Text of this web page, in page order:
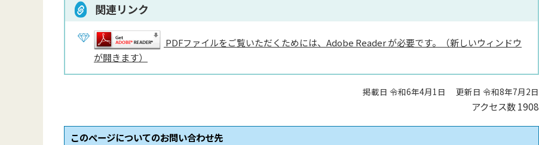
関連リンク
PDFファイルをご覧いただくためには、Adobe Reader が必要です。（新しいウィンドウ
が開きます）
掲載日 令和6年4月1日 更新日 令和8年7月2日
アクセス数1908
このページについてのお問い合わせ先